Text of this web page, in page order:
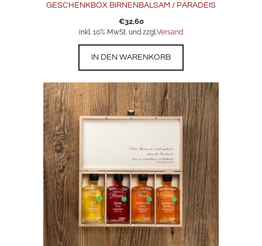
GESCHENKBOX BIRNENBALSAM / PARADEIS
€32,60
inkl. 10% MwSt. und zzgl. Versand
IN DEN WARENKORB